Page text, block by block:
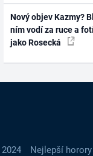
Nový objev Kazmy?
ním vodí za ruce a
jako Rosecká
Nejlepší horory